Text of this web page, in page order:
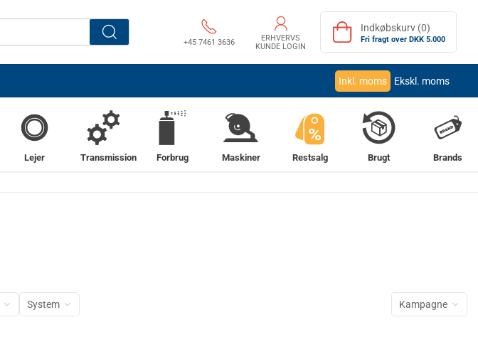
+45 7461 3636
ERHVERVS
KUNDE LOGIN
Indkøbskurv (0)
Fri fragt over DKK 5.000
Inkl. moms Ekskl. moms
Lejer Transmission Forbrug Maskiner
%
Restsalg Brugt Brands
System Kampagne